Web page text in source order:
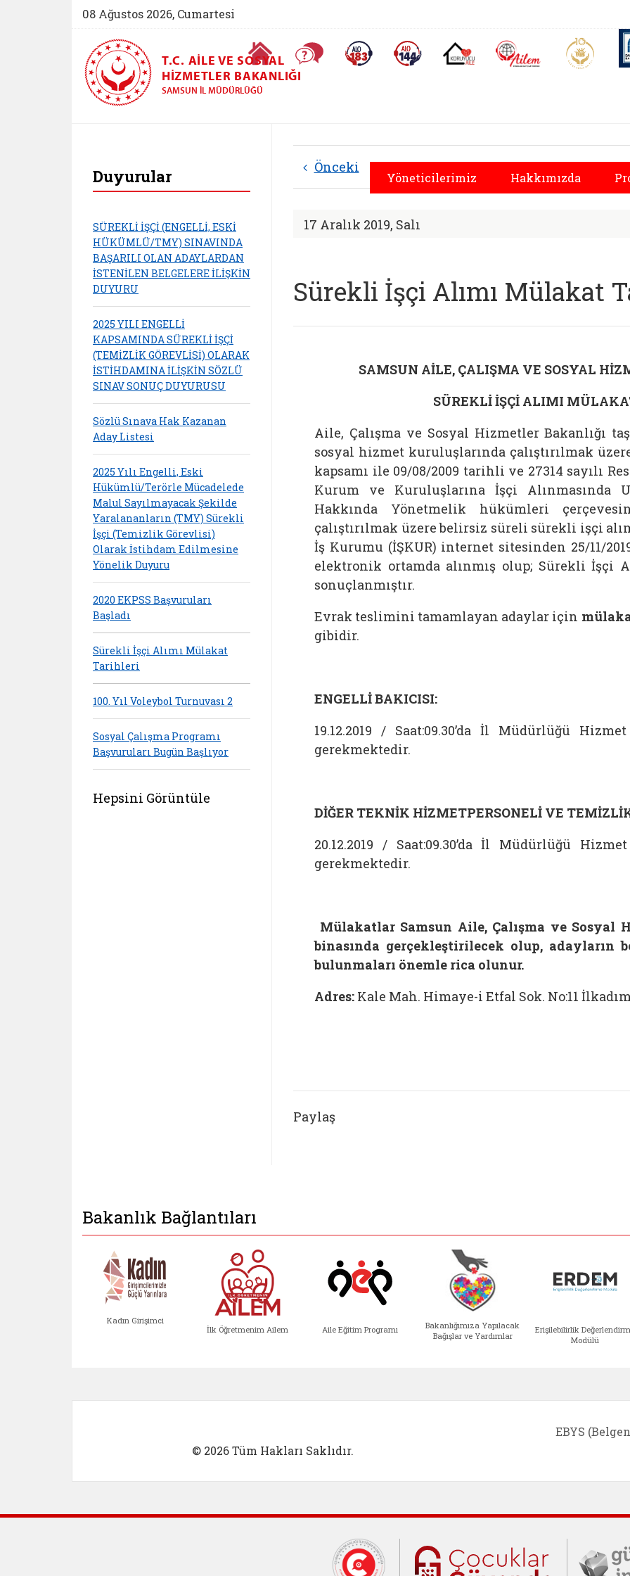
08 Ağustos 2026, Cumartesi
Ana Sayfa Sıkça Sorulan SorularAlo 183 (yeni sekmede açılır)Alo 144 (yeni sekmede açılır)Koruyucu Aile (yeni sekmede açılır)
AİLEM İletişim Aile ve
T.C. AILE VE SOSYAL
HIZMETLER BAKANLIĞI
SAMSUN İL MÜDÜRLÜĞÜ
Yöneticilerimiz Hakkımızda
Samsun Aile ve Sosyal Hizmetler İl
Duyurular
SÜREKLİ İŞÇİ (ENGELLİ, ESKİ
HÜKÜMLÜ/TMY) SINAVINDA
BAŞARILI OLAN ADAYLARDAN
İSTENİLEN BELGELERE İLİŞKİN
DUYURU
2025 YILI ENGELLİ
KAPSAMINDA SÜREKLİ İŞÇİ
(TEMİZLİK GÖREVLİSİ) OLARAK
İSTİHDAMINA İLİŞKİN SÖZLÜ
SINAV SONUÇ DUYURUSU
Sözlü Sınava Hak Kazanan
Aday Listesi
2025 Yılı Engelli, Eski
Hükümlü/Terörle Mücadelede
Malul Sayılmayacak Şekilde
Yaralananların (TMY) Sürekli
İşçi (Temizlik Görevlisi)
Olarak İstihdam Edilmesine
Yönelik Duyuru
2020 EKPSS Başvuruları
Başladı
Sürekli İşçi Alımı Mülakat
Tarihleri
100. Yıl Voleybol Turnuvası 2
Sosyal Çalışma Programı
Başvuruları Bugün Başlıyor
Hepsini Görüntüle
Önceki
17 Aralık 2019, Salı
Sürekli İşçi Alımı Mülakat
SAMSUN AİLE, ÇALIŞMA VE SOSYAL
SÜREKLİ İŞÇİ ALIMI
Aile, Çalışma ve Sosyal Hizmetler Bakanlığı
sosyal hizmet kuruluşlarında çalıştırılmak
kapsamı ile 09/08/2009 tarihli ve 27314 sayılı
Kurum ve Kuruluşlarına İşçi Alınmasında
Hakkında Yönetmelik hükümleri
çalıştırılmak üzere belirsiz süreli sürekli işçi
İş Kurumu (İŞKUR) internet sitesinden 25/11/
elektronik ortamda alınmış olup; Sürekli İşçi
sonuçlanmıştır.
Evrak teslimini tamamlayan adaylar için
gibidir.
ENGELLİ BAKICISI:
19.12.2019 / Saat:09.30’da İl Müdürlüğü
gerekmektedir.
DİĞER TEKNİK HİZMETPERSONELİ VE
20.12.2019 / Saat:09.30’da İl Müdürlüğü
gerekmektedir.
Mülakatlar Samsun Aile, Çalışma ve
binasında gerçekleştirilecek olup,
bulunmaları önemle rica olunur.
Adres: Kale Mah. Himaye-i Etfal Sok. No:11
Paylaş
Bakanlık Bağlantıları
Kadın Girişimci
İlk Öğretmenim Ailem Aile Eğitim Programı
Bakanlığımıza Yapılacak
Bağışlar ve Yardımlar
Erişilebilirlik
Modülü
© 2026 Tüm Hakları Saklıdır.
EBYS
Cumhurbaşkanlığı İletişim Merkezi
Çocuklar